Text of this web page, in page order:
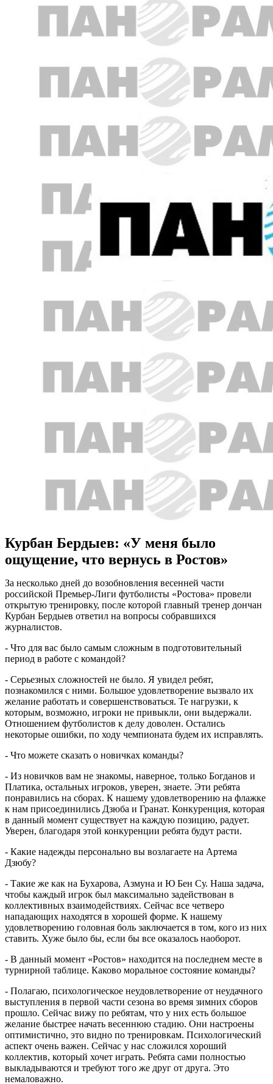
Курбан Бердыев: «У меня было
ощущение, что вернусь в Ростов»
За несколько дней до возобновления весенней части
российской Премьер-Лиги футболисты «Ростова» провели
открытую тренировку, после которой главный тренер дончан
Курбан Бердыев ответил на вопросы собравшихся
журналистов.
- Что для вас было самым сложным в подготовительный
период в работе с командой?
- Серьезных сложностей не было. Я увидел ребят,
познакомился с ними. Большое удовлетворение вызвало их
желание работать и совершенствоваться. Те нагрузки, к
которым, возможно, игроки не привыкли, они выдержали.
Отношением футболистов к делу доволен. Остались
некоторые ошибки, по ходу чемпионата будем их исправлять.
- Что можете сказать о новичках команды?
- Из новичков вам не знакомы, наверное, только Богданов и
Платика, остальных игроков, уверен, знаете. Эти ребята
понравились на сборах. К нашему удовлетворению на флажке
к нам присоединились Дзюба и Гранат. Конкуренция, которая
в данный момент существует на каждую позицию, радует.
Уверен, благодаря этой конкуренции ребята будут расти.
- Какие надежды персонально вы возлагаете на Артема
Дзюбу?
- Такие же как на Бухарова, Азмуна и Ю Бен Су. Наша задача,
чтобы каждый игрок был максимально задействован в
коллективных взаимодействиях. Сейчас все четверо
нападающих находятся в хорошей форме. К нашему
удовлетворению головная боль заключается в том, кого из них
ставить. Хуже было бы, если бы все оказалось наоборот.
- В данный момент «Ростов» находится на последнем месте в
турнирной таблице. Каково моральное состояние команды?
- Полагаю, психологическое неудовлетворение от неудачного
выступления в первой части сезона во время зимних сборов
прошло. Сейчас вижу по ребятам, что у них есть большое
желание быстрее начать весеннюю стадию. Они настроены
оптимистично, это видно по тренировкам. Психологический
аспект очень важен. Сейчас у нас сложился хороший
коллектив, который хочет играть. Ребята сами полностью
выкладываются и требуют того же друг от друга. Это
немаловажно.